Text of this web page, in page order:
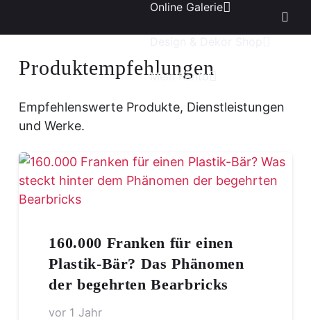
Online Galerie
Mein Konto
Produktempfehlungen
Empfehlenswerte Produkte, Dienstleistungen
und Werke.
160.000 Franken für einen
Plastik-Bär? Das Phänomen
der begehrten Bearbricks
vor 1 Jahr